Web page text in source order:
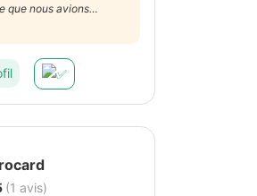
que nous avions
crème et pas trop sucré.
(1 avis)